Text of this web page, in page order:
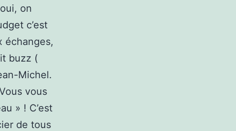
on
c’est
échanges,
buzz (
Michel.
vous
» ! C’est
de tous